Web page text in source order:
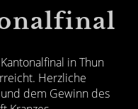
in Thun
Herzliche
dem Gewinn des